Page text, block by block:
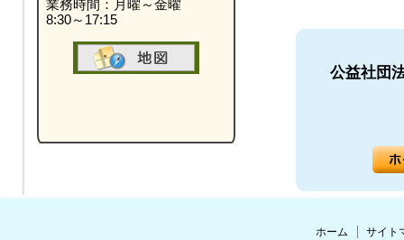
業務時間：月曜～金曜
8:30～17:15
公益社団
ホーム
サイト